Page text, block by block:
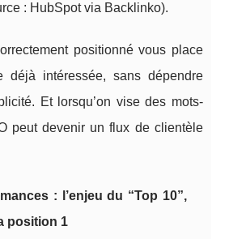
: HubSpot via Backlinko).
positionné vous place
déjà intéressée, sans dépendre
Et lorsqu’on vise des mots-
peut devenir un flux de clientèle
: l’enjeu du “Top 10”,
position 1